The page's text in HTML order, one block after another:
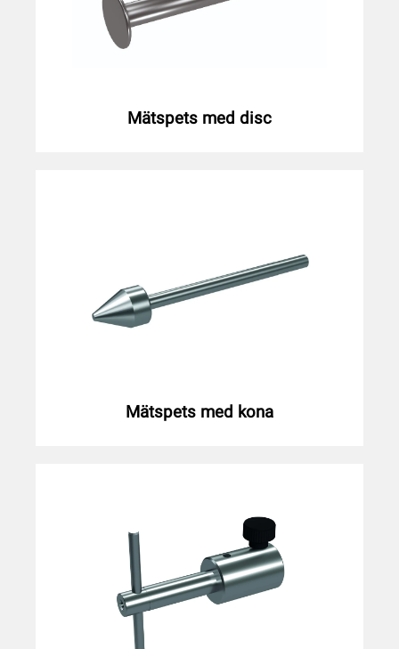
Mätspets med disc
Mätspets med kona